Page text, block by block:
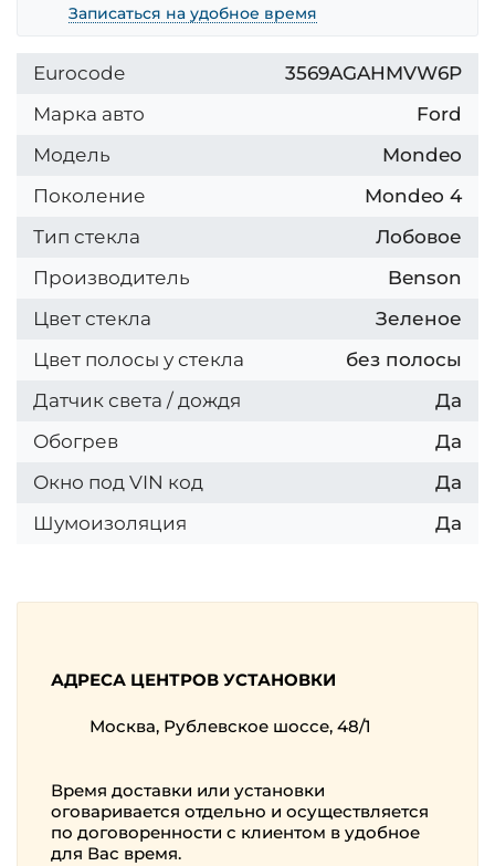
Записаться на удобное время
Eurocode
3569AGAHMVW6P
Марка авто
Ford
Модель
Mondeo
Поколение
Mondeo 4
Тип стекла
Лобовое
Производитель
Benson
Цвет стекла
Зеленое
Цвет полосы у стекла
без полосы
Датчик света / дождя
Да
Обогрев
Да
Окно под VIN код
Да
Шумоизоляция
Да
АДРЕСА ЦЕНТРОВ УСТАНОВКИ
Москва, Рублевское шоссе, 48/1
Время доставки или установки
оговаривается отдельно и осуществляется
по договоренности с клиентом в удобное
для Вас время.